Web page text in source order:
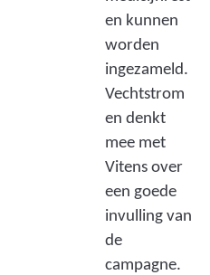
en kunnen
worden
ingezameld.
Vechtstrom
en denkt
mee met
Vitens over
een goede
invulling van
de
campagne.